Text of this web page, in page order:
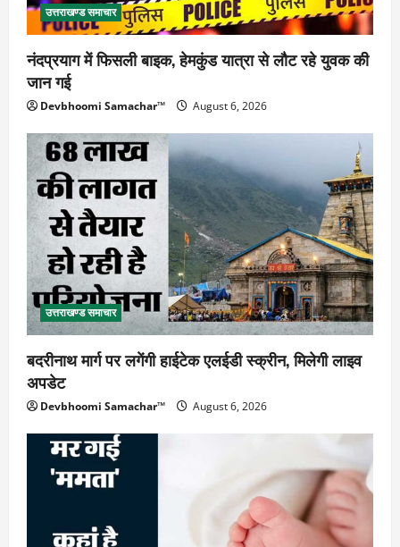
उत्तराखण्ड समाचार
नंदप्रयाग में फिसली बाइक, हेमकुंड यात्रा से लौट रहे युवक की
जान गई
Devbhoomi Samachar™ August 6, 2026
उत्तराखण्ड समाचार
बदरीनाथ मार्ग पर लगेंगी हाईटेक एलईडी स्क्रीन, मिलेगी लाइव
अपडेट
Devbhoomi Samachar™ August 6, 2026